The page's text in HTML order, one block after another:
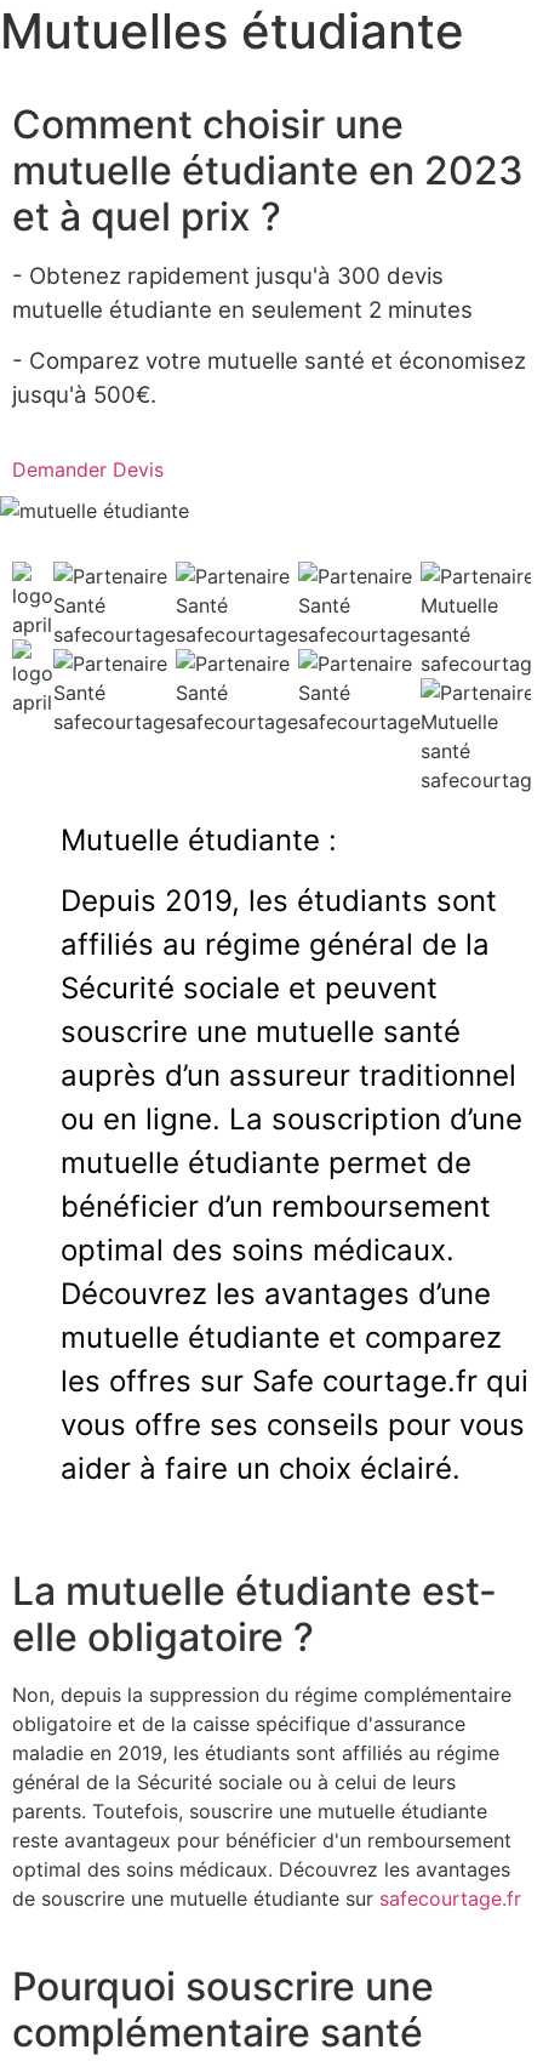
Mutuelles étudiante
Comment choisir une
mutuelle étudiante en 2023
et à quel prix ?
- Obtenez rapidement jusqu'à 300 devis
mutuelle étudiante en seulement 2 minutes
- Comparez votre mutuelle santé et économisez
jusqu'à 500€.
Demander Devis
Mutuelle étudiante :
Depuis 2019, les étudiants sont
affiliés au régime général de la
Sécurité sociale et peuvent
souscrire une mutuelle santé
auprès d’un assureur traditionnel
ou en ligne. La souscription d’une
mutuelle étudiante permet de
bénéficier d’un remboursement
optimal des soins médicaux.
Découvrez les avantages d’une
mutuelle étudiante et comparez
les offres sur Safe courtage.fr qui
vous offre ses conseils pour vous
aider à faire un choix éclairé.
La mutuelle étudiante est-
elle obligatoire ?
Non, depuis la suppression du régime complémentaire
obligatoire et de la caisse spécifique d'assurance
maladie en 2019, les étudiants sont affiliés au régime
général de la Sécurité sociale ou à celui de leurs
parents. Toutefois, souscrire une mutuelle étudiante
reste avantageux pour bénéficier d'un remboursement
optimal des soins médicaux. Découvrez les avantages
de souscrire une mutuelle étudiante sur safecourtage.fr
Pourquoi souscrire une
complémentaire santé